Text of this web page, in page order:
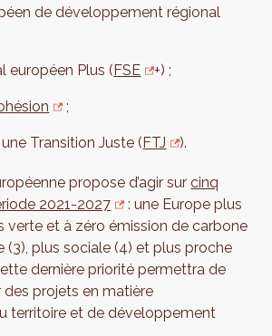
de développement régional
européen Plus (FSE +) ;
;
Transition Juste (FTJ ).
propose d’agir surcinq
2021-2027
: une Europe plus
verte et à zéro émission de carbone
(3), plus sociale (4) et plus proche
dernière priorité permettra de
des projets en matière
territoire et de développement